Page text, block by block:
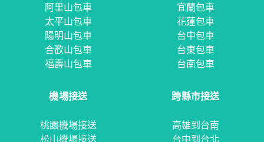
阿里山包車
太平山包車
陽明山包車
合歡山包車
福壽山包車
宜蘭包車
花蓮包車
台中包車
台東包車
台南包車
機場接送
桃園機場接送
松山機場接送
跨縣市接送
高雄到台南
台中到台北